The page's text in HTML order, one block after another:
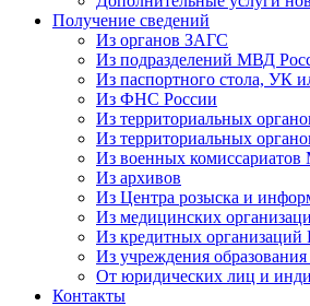
Получение сведений
Из органов ЗАГС
Из подразделений МВД
Из паспортного стола,
Из ФНС России
Из территориальных
Из территориальных
Из военных
Из архивов
Из Центра розыска и
Из медицинских
Из кредитных организаций
Из учреждения
От юридических лиц и
Контакты